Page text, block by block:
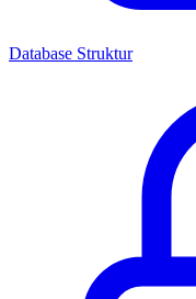
Database Struktur